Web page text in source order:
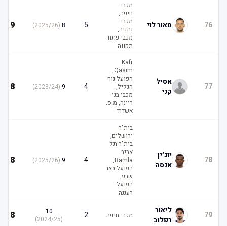
76 מאור לוי
מכבי
חיפה,
מכבי
נתניה,
מכבי פתח
תקווה
2025/26
)
19
77
אסיל
קני
Kafr
Qasim,
הפועל נוף
הגליל,
מכבי בני
ריינה, מ.ס.
אשדוד
2023/24
)
18
78
יוג׳ין
אנסה
בית"ר
ירושלים,
בית"ר תל
אביב
Ramla,
הפועל באר
שבע,
הפועל
רעננה
2025/26
)
18
79
ליאור
רפלוב
מכבי חיפה
10
2024/25
)
18